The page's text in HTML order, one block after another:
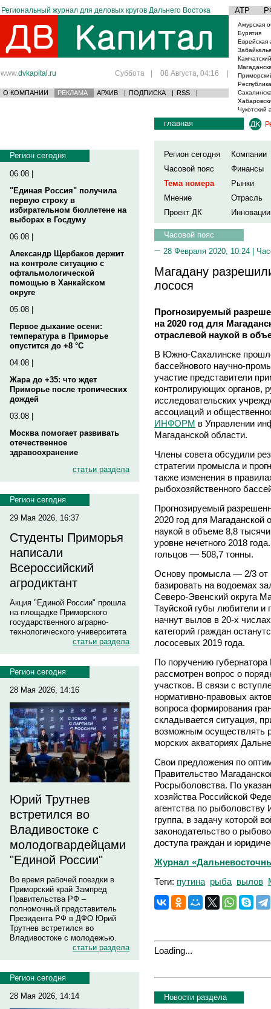
Региональный журнал для деловых кругов Дальнего Востока АТР
www.dvkapital.ru Суббота | 08 Августа, 04:16 |
О КОМПАНИИ РЕКЛАМА АРХИВ | ПОДПИСКА | RSS |
Амурская
Бурятия
Еврейская
Чукотский
Регион сегодня
06.08 |
"Единая Россия" получила
первую строку в
избирательном бюллетене на
выборах в Госдуму
06.08 |
Александр Щербаков держит
на контроле ситуацию с
офтальмологической
помощью в Ханкайском
округе
05.08 |
Первое дыхание осени:
температура в Приморье
опустится до +8 °C
04.08 |
Жара до +35: что ждет
Приморье после тропических
дождей
03.08 |
Москва помогает развивать
отечественное
здравоохранение
статьи раздела
Регион сегодня
29 Мая 2026, 16:37
Студенты Приморья
написали
Всероссийский
агродиктант
Акция "Единой России" прошла
на площадке Приморского
государственного аграрно-
технологического университета
статьи раздела
Регион сегодня
28 Мая 2026, 14:16
Юрий Трутнев
встретился во
Владивостоке с
молодогвардейцами
"Единой России"
Во время рабочей поездки в
Приморский край Зампред
Правительства РФ –
полномочный представитель
Президента РФ в ДФО Юрий
Трутнев встретился во
Владивостоке с молодежью.
статьи раздела
Регион сегодня
28 Мая 2026, 14:14
главная
Регион сегодня
Компании
Часовой пояс
Финансы
Тема номера
Рынки
Мнение
Отрасль
Проект ДК
Инновации
Часовой пояс
28 Февраля 2020, 10:24 |
Магадану
лосося
Прогнозируемый
на 2020 год для
отраслевой наукой в
В Южно-Сахалинске
бассейнового научно-
участие представители
контролирующих органов,
исследовательских
ассоциаций и
ИНФОРМ в Управлении
Магаданской области.
Члены совета обсудили
стратегии промысла и
также изменения в
рыбохозяйственного
Прогнозируемый
2020 год для Магаданской
наукой в объеме 8,8
уровне нечетного 2018
гольцов — 508,7 тонны.
Основу промысла — 2/3 от
базировать на водоемах
Северо-Эвенский округа
Тауйской губы любители и
начнут вылов в 20-х
категорий граждан
лососевых 2019 года.
По поручению
рассмотрен вопрос о
участков. В связи с
нормативно-правовых
вопроса формирования
складывается ситуация,
возможным осуществлять
морских акваториях
Свои предложения по
Правительство
Росрыболовства. По
хозяйства Российской
агентства по
группа, в задачу которой
законодательство о
доступа граждан и
Журнал
Теги: путина рыба вылов
Loading...
Новости раздела